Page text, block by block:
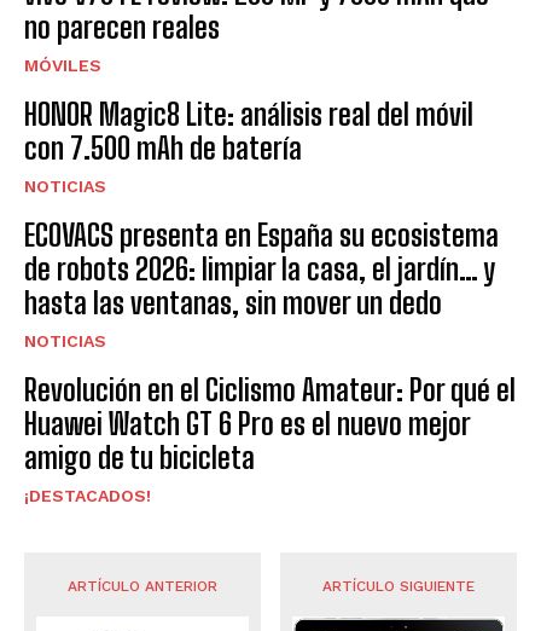
no parecen reales
MÓVILES
HONOR Magic8 Lite: análisis real del móvil
con 7.500 mAh de batería
NOTICIAS
ECOVACS presenta en España su ecosistema
de robots 2026: limpiar la casa, el jardín… y
hasta las ventanas, sin mover un dedo
NOTICIAS
Revolución en el Ciclismo Amateur: Por qué el
Huawei Watch GT 6 Pro es el nuevo mejor
amigo de tu bicicleta
¡DESTACADOS!
ARTÍCULO ANTERIOR ARTÍCULO SIGUIENTE